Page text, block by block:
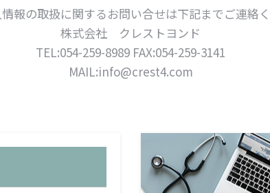
報の取扱に関するお問い合せは下記までご連絡く
株式会社 クレストヨンド
TEL:054-259-8989 FAX:054-259-3141
MAIL:info@crest4.com